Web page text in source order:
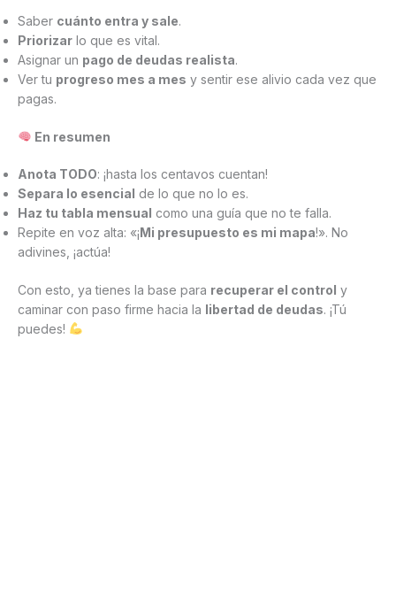
Saber cuánto entra y sale.
Priorizar lo que es vital.
Asignar un pago de deudas realista.
Ver tu progreso mes a mes y sentir ese alivio cada vez que
pagas.
En resumen
Anota TODO: ¡hasta los centavos cuentan!
Separa lo esencial de lo que no lo es.
Haz tu tabla mensual como una guía que no te falla.
Repite en voz alta: «¡Mi presupuesto es mi mapa!». No
adivines, ¡actúa!
Con esto, ya tienes la base para recuperar el control y
caminar con paso firme hacia la libertad de deudas. ¡Tú
puedes!